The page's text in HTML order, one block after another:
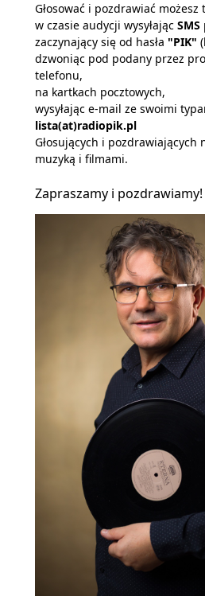
Głosować i pozdrawiać możesz
w czasie audycji wysyłając SMS
zaczynający się od hasła "PIK"
dzwoniąc pod podany przez
telefonu,
na kartkach pocztowych,
wysyłając e-mail ze swoimi
lista(at)radiopik.pl
Głosujących i pozdrawiających
muzyką i filmami.
Zapraszamy i pozdrawiamy!